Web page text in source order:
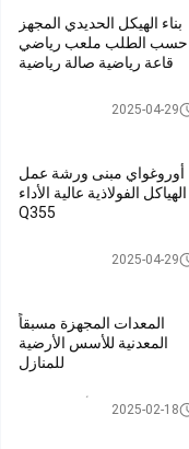
بناء الهيكل الحديدي المجهز
حسب الطلب ملعب رياضي
قاعة رياضية صالة رياضية
بناء الهياكل الفولاذية2025-04-29
أوروغواي مبنى ورشة عمل
الهياكل الفولاذية عالية الأداء
Q355
ورشة عمل الهياكل الفولاذية
2025-04-29
المعدات المجهزة مسبقاً
المعدنية للأسس الأرضية
للمنازل
مرساة الأرض المدارية2025-02-18